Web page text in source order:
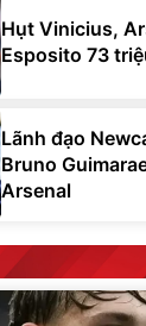
Hụt Vinicius,
Esposito 73
Lãnh đạo
Bruno
Arsenal